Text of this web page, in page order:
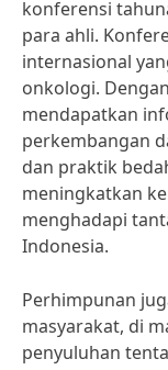
konferensi
para ahli.
internasional
onkologi.
mendapatkan
perkembangan
dan praktik
meningkatkan
menghadapi
Indonesia.
Perhimpunan
masyarakat, di
penyuluhan